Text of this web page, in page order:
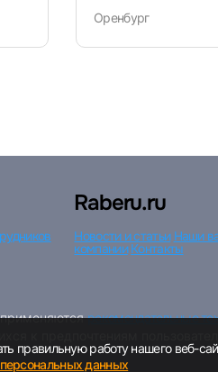
Оренбург
правильную работу нашего веб-
данных
Raberu.ru
Новости и статьи Наши
компании Контакты
рекомендательные